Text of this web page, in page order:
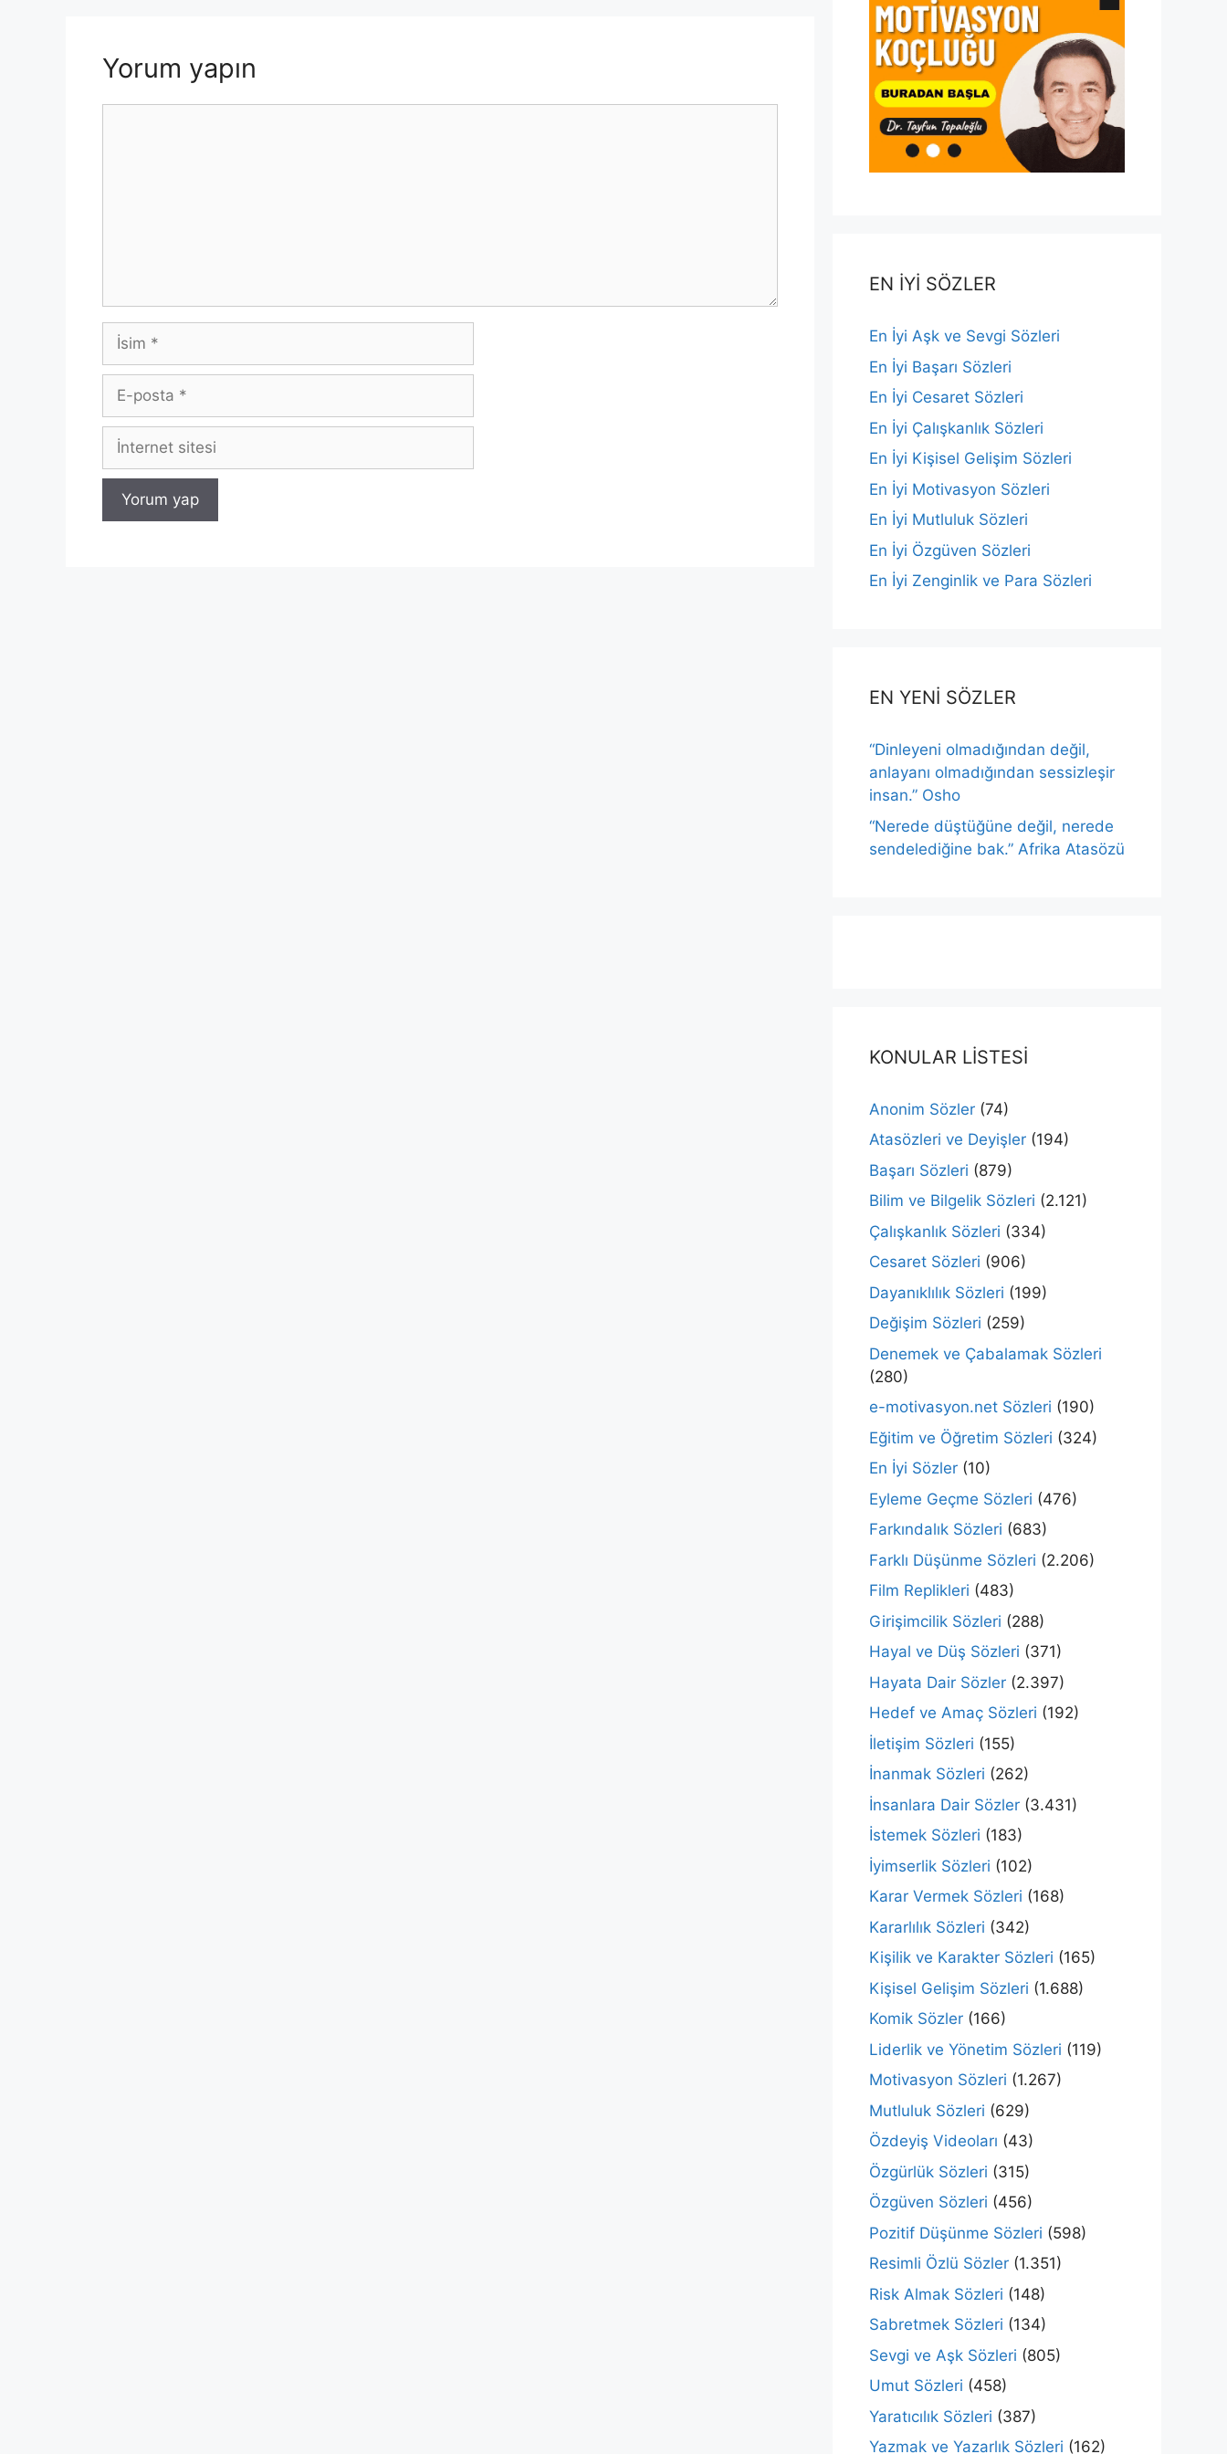
Yorum yapın
İsim
posta
İnternet
EN İYİ SÖZLER
En İyi Aşk ve Sevgi Sözleri
En İyi Başarı Sözleri
En İyi Cesaret Sözleri
En İyi Çalışkanlık Sözleri
En İyi Kişisel Gelişim Sözleri
En İyi Motivasyon Sözleri
En İyi Mutluluk Sözleri
En İyi Özgüven Sözleri
En İyi Zenginlik ve Para Sözleri
EN YENİ SÖZLER
“Dinleyeni olmadığından değil,
anlayanı olmadığından sessizleşir
insan.” Osho
“Nerede düştüğüne değil, nerede
sendelediğine bak.” Afrika Atasözü
KONULAR LİSTESİ
Anonim Sözler (74)
Atasözleri ve Deyişler (194)
Başarı Sözleri (879)
Bilim ve Bilgelik Sözleri (2.121)
Çalışkanlık Sözleri (334)
Cesaret Sözleri (906)
Dayanıklılık Sözleri (199)
Değişim Sözleri (259)
Denemek ve Çabalamak Sözleri
(280)
e-motivasyon.net Sözleri (190)
Eğitim ve Öğretim Sözleri (324)
En İyi Sözler (10)
Eyleme Geçme Sözleri (476)
Farkındalık Sözleri (683)
Farklı Düşünme Sözleri (2.206)
Film Replikleri (483)
Girişimcilik Sözleri (288)
Hayal ve Düş Sözleri (371)
Hayata Dair Sözler (2.397)
Hedef ve Amaç Sözleri (192)
İletişim Sözleri (155)
İnanmak Sözleri (262)
İnsanlara Dair Sözler (3.431)
İstemek Sözleri (183)
İyimserlik Sözleri (102)
Karar Vermek Sözleri (168)
Kararlılık Sözleri (342)
Kişilik ve Karakter Sözleri (165)
Kişisel Gelişim Sözleri (1.688)
Komik Sözler (166)
Liderlik ve Yönetim Sözleri (119)
Motivasyon Sözleri (1.267)
Mutluluk Sözleri (629)
Özdeyiş Videoları (43)
Özgürlük Sözleri (315)
Özgüven Sözleri (456)
Pozitif Düşünme Sözleri (598)
Resimli Özlü Sözler (1.351)
Risk Almak Sözleri (148)
Sabretmek Sözleri (134)
Sevgi ve Aşk Sözleri (805)
Umut Sözleri (458)
Yaratıcılık Sözleri (387)
Yazmak ve Yazarlık Sözleri (162)